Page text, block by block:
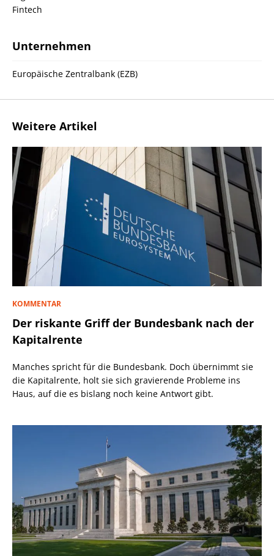
Fintech
Unternehmen
Europäische Zentralbank (EZB)
Weitere Artikel
KOMMENTAR
Der riskante Griff der Bundesbank nach der
Kapitalrente
Manches spricht für die Bundesbank. Doch übernimmt sie
die Kapitalrente, holt sie sich gravierende Probleme ins
Haus, auf die es bislang noch keine Antwort gibt.